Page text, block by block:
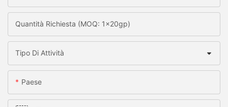
Quantità Richiesta (MOQ: 1x20gp)
Tipo Di Attività
Paese